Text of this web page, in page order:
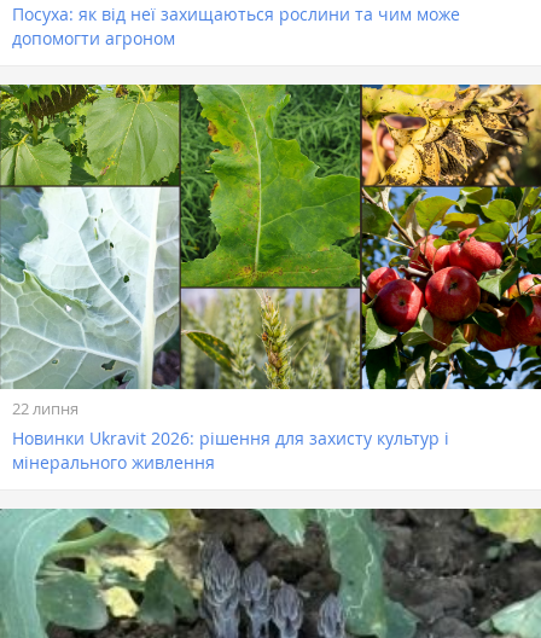
Посуха: як від неї захищаються рослини та чим може
допомогти агроном
22 липня
Новинки Ukravit 2026: рішення для захисту культур і
мінерального живлення